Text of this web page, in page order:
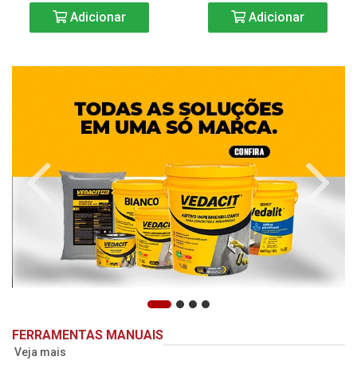
Adicionar Adicionar
FERRAMENTAS MANUAIS
Veja mais